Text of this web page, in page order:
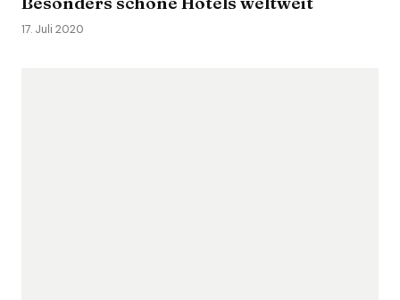
17. Juli 2020